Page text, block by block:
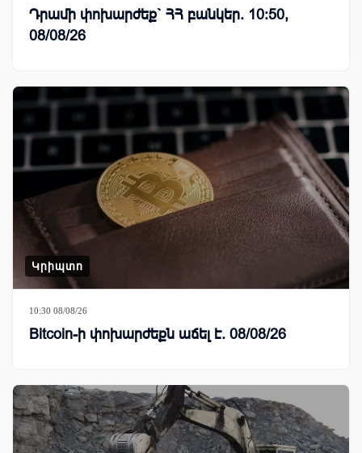
Դրամի փոխարժեք` ՀՀ բանկեր. 10:50,
08/08/26
Կրիպտո
10:30 08/08/26
Bitcoin-ի փոխարժեքն աճել է. 08/08/26